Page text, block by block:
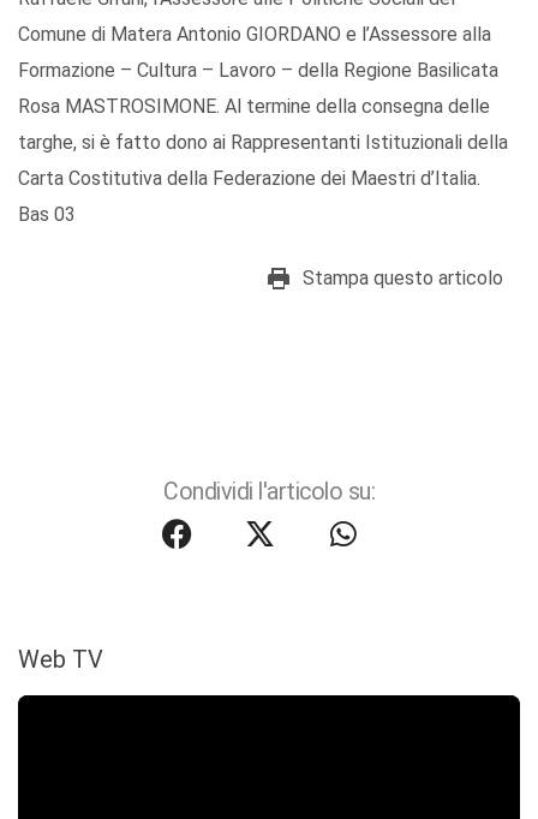
Comune di Matera Antonio GIORDANO e l’Assessore alla
Formazione – Cultura – Lavoro – della Regione Basilicata
Rosa MASTROSIMONE. Al termine della consegna delle
targhe, si è fatto dono ai Rappresentanti Istituzionali della
Carta Costitutiva della Federazione dei Maestri d’Italia.
Bas 03
Stampa questo articolo
Condividi l'articolo su:
Web TV